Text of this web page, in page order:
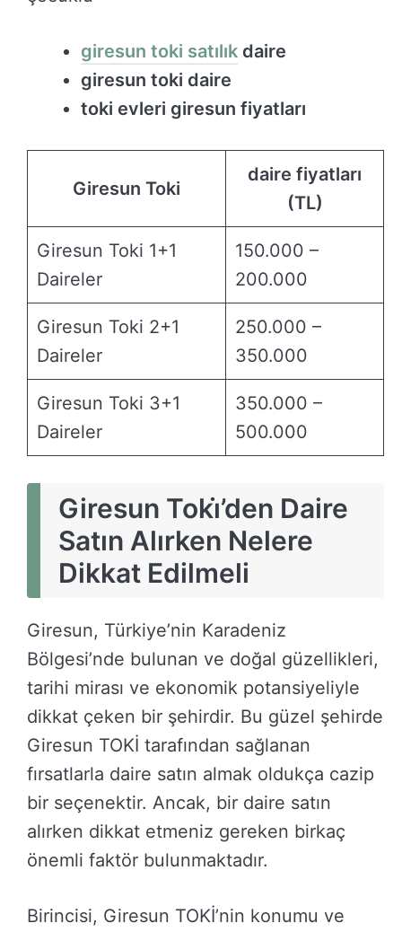
giresun toki satılık daire
giresun toki daire
toki evleri giresun fiyatları
Giresun Toki
daire fiyatları
(TL)
Giresun Toki 1+1
Daireler
150.000 –
200.000
Giresun Toki 2+1
Daireler
250.000 –
350.000
Giresun Toki 3+1
Daireler
350.000 –
500.000
Giresun Toki̇’den Daire
Satın Alırken Nelere
Dikkat Edilmeli
Giresun, Türkiye’nin Karadeniz
Bölgesi’nde bulunan ve doğal güzellikleri,
tarihi mirası ve ekonomik potansiyeliyle
dikkat çeken bir şehirdir. Bu güzel şehirde
Giresun TOKİ tarafından sağlanan
fırsatlarla daire satın almak oldukça cazip
bir seçenektir. Ancak, bir daire satın
alırken dikkat etmeniz gereken birkaç
önemli faktör bulunmaktadır.
Birincisi, Giresun TOKİ’nin konumu ve